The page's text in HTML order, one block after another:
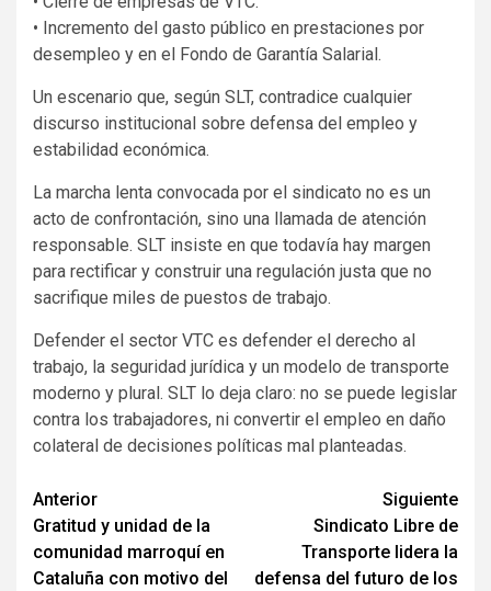
• Incremento del gasto público en prestaciones por
desempleo y en el Fondo de Garantía Salarial.
Un escenario que, según SLT, contradice cualquier
discurso institucional sobre defensa del empleo y
estabilidad económica.
La marcha lenta convocada por el sindicato no es un
acto de confrontación, sino una llamada de atención
responsable. SLT insiste en que todavía hay margen
para rectificar y construir una regulación justa que no
sacrifique miles de puestos de trabajo.
Defender el sector VTC es defender el derecho al
trabajo, la seguridad jurídica y un modelo de transporte
moderno y plural. SLT lo deja claro: no se puede legislar
contra los trabajadores, ni convertir el empleo en daño
colateral de decisiones políticas mal planteadas.
Seguir
leyendo
Anterior
Gratitud y unidad de la
comunidad marroquí en
Cataluña con motivo del
Siguiente
Sindicato Libre de
Transporte lidera la
defensa del futuro de los